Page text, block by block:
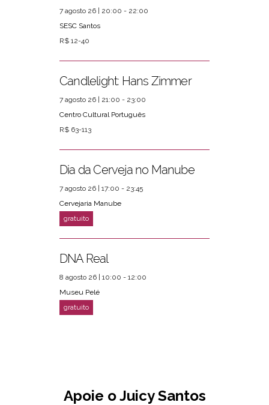
7 agosto 26 | 20:00 - 22:00
SESC Santos
R$ 12-40
Candlelight: Hans Zimmer
7 agosto 26 | 21:00 - 23:00
Centro Cultural Português
R$ 63-113
Dia da Cerveja no Manube
7 agosto 26 | 17:00 - 23:45
Cervejaria Manube
DNA Real
8 agosto 26 | 10:00 - 12:00
Museu Pelé
Apoie o Juicy Santos